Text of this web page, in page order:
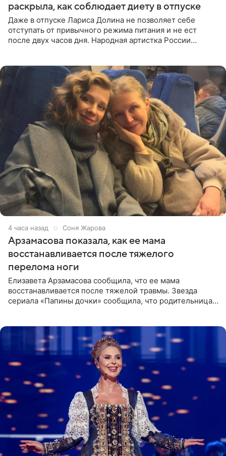
раскрыла, как соблюдает диету в отпуске
Даже в отпуске Лариса Долина не позволяет себе
отступать от привычного режима питания и не ест
после двух часов дня. Народная артистка России
4 часа назад Соня Жарова
Арзамасова показала, как ее мама
восстанавливается после тяжелого
перелома ноги
Елизавета Арзамасова сообщила, что ее мама
восстанавливается после тяжелой травмы. Звезда
сериала «Папины дочки» сообщила, что родительница